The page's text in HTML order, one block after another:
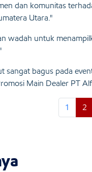
dan komunitas
Utara."
wadah untuk
sangat bagus pada
Main Dealer PT
1 2